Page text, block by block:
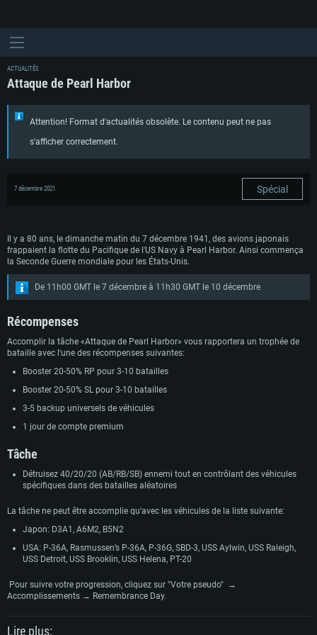
CONFIGURATION SYSTÈME REQUISE
Pour PC
Pour MAC
Pour Linux
Minimum
Minimum
Minimum
ACTUALITÉS
Attaque de Pearl Harbor
Attention! Format d'actualités obsolète. Le contenu peut ne pas
s'afficher correctement.
7 décembre 2021 Spécial
Il y a 80 ans, le dimanche matin du 7 décembre 1941, des avions japonais
frappaient la flotte du Pacifique de l'US Navy à Pearl Harbor. Ainsi commença
la Seconde Guerre mondiale pour les États-Unis.
De 11h00 GMT le 7 décembre à 11h30 GMT le 10 décembre
Récompenses
Accomplir la tâche «Attaque de Pearl Harbor» vous rapportera un trophée de
bataille avec l'une des récompenses suivantes:
Booster 20-50% RP pour 3-10 batailles
Booster 20-50% SL pour 3-10 batailles
3-5 backup universels de véhicules
1 jour de compte premium
Tâche
Détruisez 40/20/20 (AB/RB/SB) ennemi tout en contrôlant des véhicules
spécifiques dans des batailles aléatoires
La tâche ne peut être accomplie qu'avec les véhicules de la liste suivante:
Japon: D3A1, A6M2, B5N2
USA: P-36A, Rasmussen’s P-36A, P-36G, SBD-3, USS Aylwin, USS Raleigh,
USS Detroit, USS Brooklin, USS Helena, PT-20
Pour suivre votre progression, cliquez sur "Votre pseudo" →
Accomplissements → Remembrance Day.
Lire plus: